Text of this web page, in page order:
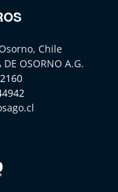
Chile
DE OSORNO A.G.